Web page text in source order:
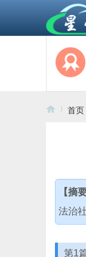
首页
【摘
法治
第1